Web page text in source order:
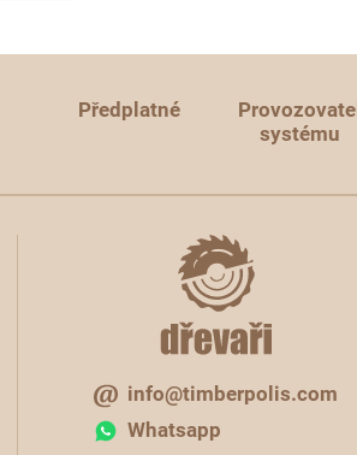
Předplatné
Provozovatel
systému
info@timberpolis.com
Whatsapp